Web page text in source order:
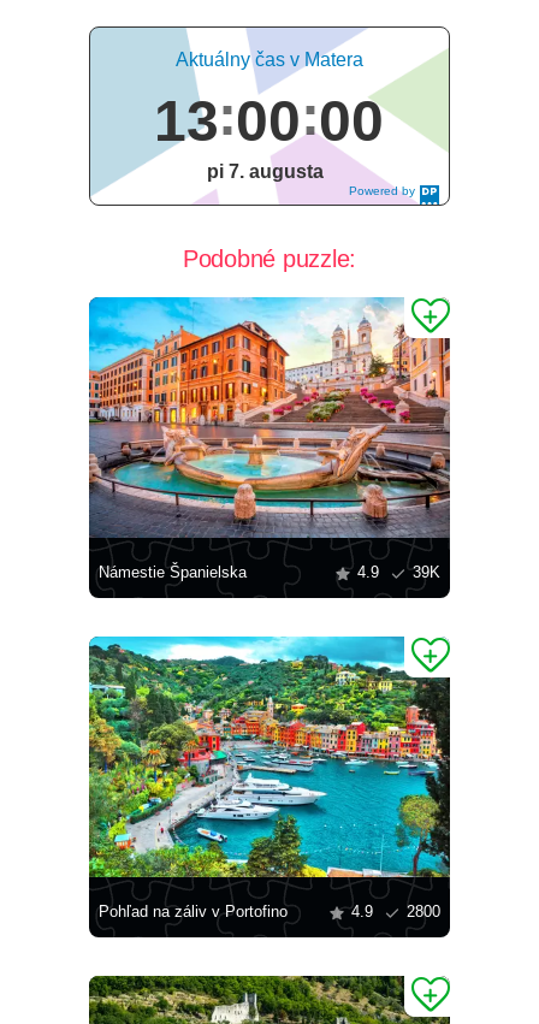
Powered by
DaysPedia.c
Aktuálny čas v Matera
13 00 01
pi 7. augusta
Podobné puzzle:
Námestie Španielska 4.9 39K
Pohľad na záliv v Portofino 4.9 2800